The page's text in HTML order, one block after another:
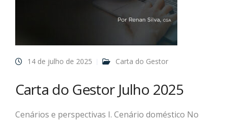
14 de julho de 2025 Carta do Gestor
Carta do Gestor Julho 2025
Cenários e perspectivas I. Cenário doméstico No